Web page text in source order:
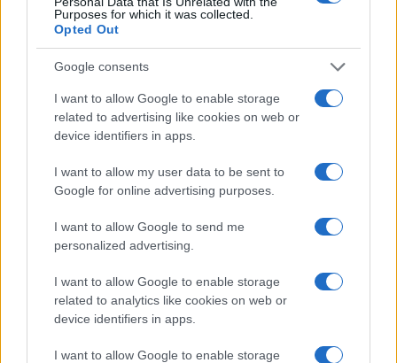
Purposes for which it was collected.
Opted Out
Google consents
I want to allow Google to enable storage
related to advertising like cookies on web or
device identifiers in apps.
I want to allow my user data to be sent to
Google for online advertising purposes.
I want to allow Google to send me
personalized advertising.
I want to allow Google to enable storage
related to analytics like cookies on web or
device identifiers in apps.
I want to allow Google to enable storage
Martina Agostina Diturco
I nostri cari
I nostri cari
Giovannimaria Cabras